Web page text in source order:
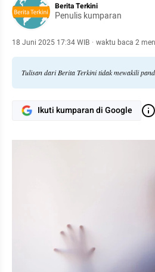
Berita Terkini
Penulis kumparan
18 Juni 2025 17:34 WIB · waktu baca 2
Tulisan dari Berita Terkini tidak mewakili
Ikuti kumparan di Google